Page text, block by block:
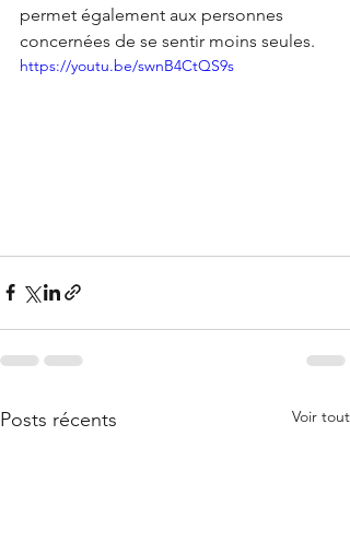
permet également aux personnes
concernées de se sentir moins seules.
https://youtu.be/swnB4CtQS9s
Posts récents Voir tout